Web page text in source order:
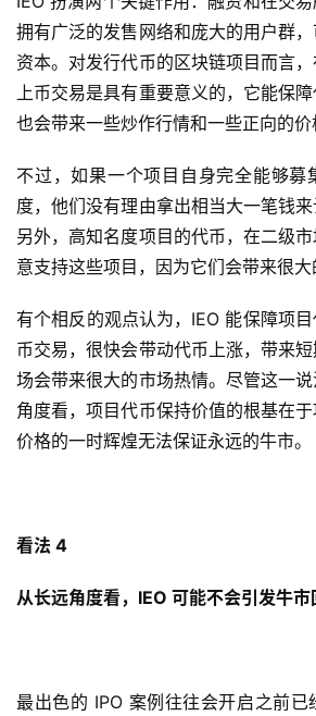
拥有广泛的发售网络和庞大的用户群
资本。对发行代币的区块链项目而言
上币交易是具有重要意义的，它能保
也会带来一些炒作行情和一些正向的价
不过，如果一个项目自身完全能够募
度，他们没有理由拿出相当大一笔钱来
另外，高知名度项目的代币，在二级
意支持这些项目，因为它们会带来很大
有个相反的观点认为，IEO 能保障项
币交易，很快会带动代币上涨，带来
场会带来很大的市场热情。尽管这一
角度看，项目代币保持价值的根基在于
价格的一时辉煌无法保证永远的牛市。
看法 4
从长远角度看，IEO 可能不会引发牛市
最出色的 IPO 案例往往会开启之前已